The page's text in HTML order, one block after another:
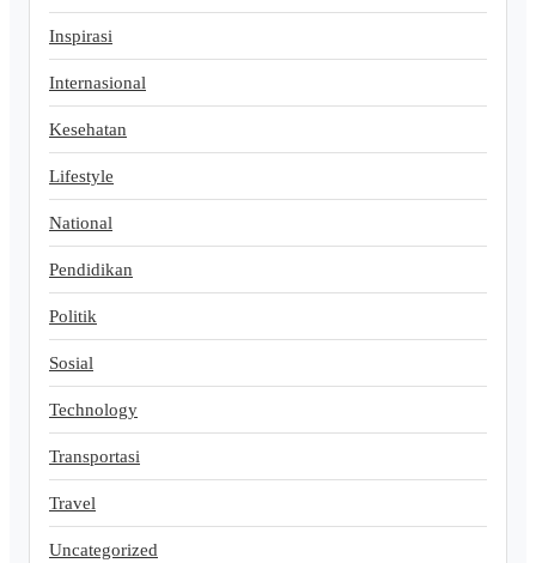
Inspirasi
Internasional
Kesehatan
Lifestyle
National
Pendidikan
Politik
Sosial
Technology
Transportasi
Travel
Uncategorized